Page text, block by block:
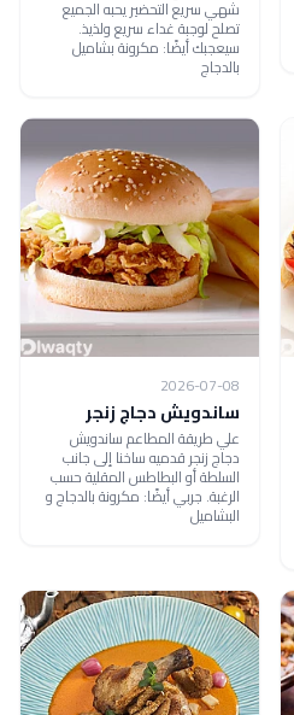
شهي سريع التحضير يحبه الجميع
تصلح لوجبة غداء سريع ولذيذ.
سيعجبك أيضًا: مكرونة بشاميل
بالدجاج
2026-07-08
ساندويش دجاج زنجر
علي طريقة المطاعم ساندويش
دجاج زنجر قدميه ساخنا إلى جانب
السلطة أو البطاطس المقلية حسب
الرغبة. جربي أيضًا: مكرونة بالدجاج و
البشاميل